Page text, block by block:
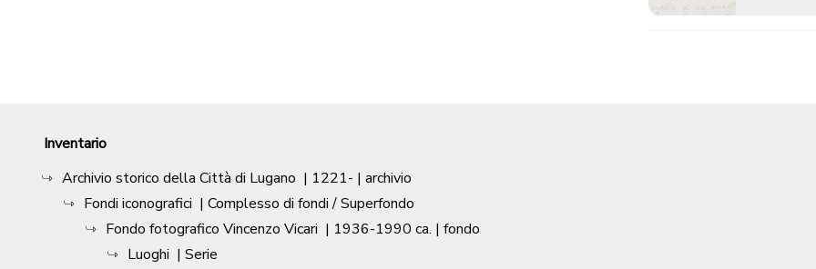
Inventario
Archivio storico della Città di Lugano | 1221- | archivio
Fondi iconografici | Complesso di fondi / Superfondo
Fondo fotografico Vincenzo Vicari | 1936-1990 ca. | fondo
Luoghi | Serie